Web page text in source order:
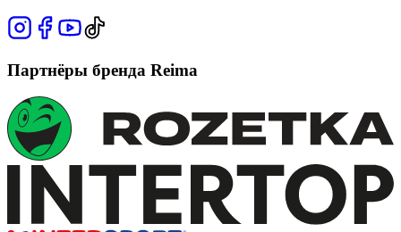
Партнёры бренда Reima